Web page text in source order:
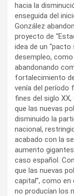
hacia la
enseguida del
González
proyecto de
idea de un
desempleo,
abandonando
fortalecimiento
venía del período
fines del siglo
que las nuevas
disminuido la
nacional,
acabado con la
aumento
caso español.
que las nuevas
capital”, como
no producían los